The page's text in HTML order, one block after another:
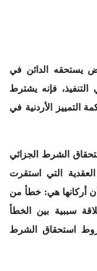
يستحقه الدائن في
التنفيذ، فإنه يشترط
التمييز الأردنية في
الشرط الجزائي
التي استقرت
أركانها هي: خطأ من
سببية بين الخطأ
استحقاق الشرط